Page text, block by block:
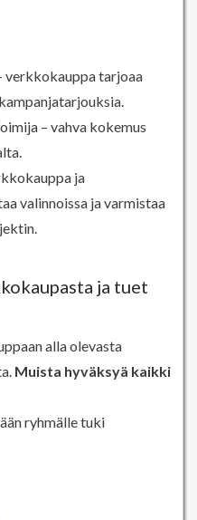
verkkokauppa tarjoaa
– vahva kokemus
ja
valinnoissa ja varmistaa
ja tuet
alla olevasta
Muista hyväksyä kaikki
ryhmälle tuki